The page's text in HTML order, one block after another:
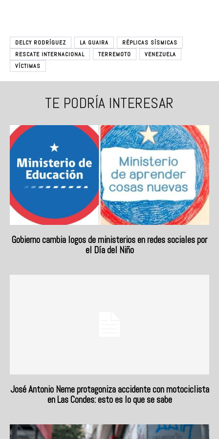
DELCY RODRÍGUEZ LA GUAIRA
RÉPLICAS SÍSMICAS
RESCATE INTERNACIONAL
TERREMOTO
VENEZUELA
VÍCTIMAS
TE PODRÍA INTERESAR
Gobierno cambia logos de ministerios en redes sociales por
el Día del Niño
José Antonio Neme protagoniza accidente con motociclista
en Las Condes: esto es lo que se sabe